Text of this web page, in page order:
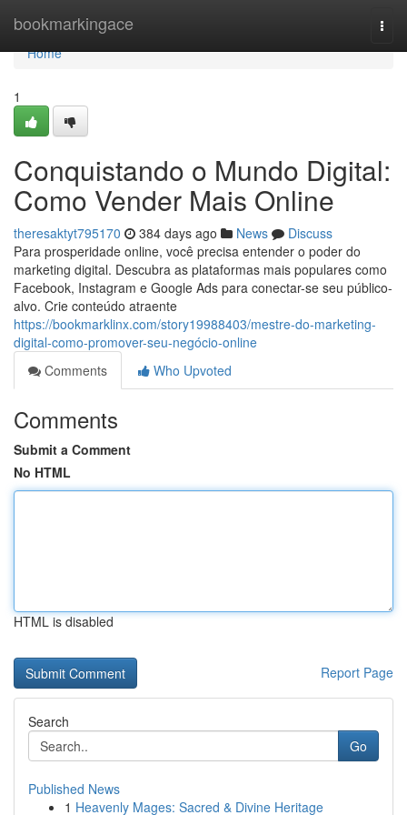
bookmarkingace
Home
Home
1
Conquistando o Mundo Digital:
Como Vender Mais Online
theresaktyt795170 384 days ago News
Discuss
Para prosperidade online, você precisa entender o poder do
marketing digital. Descubra as plataformas mais populares como
Facebook, Instagram e Google Ads para conectar-se seu público-
alvo. Crie conteúdo atraente
https://bookmarklinx.com/story19988403/mestre-do-marketing-
digital-como-promover-seu-negócio-online
Comments
Who Upvoted
Comments
Submit a Comment
No HTML
HTML is disabled
Report Page
Search
Go
Published News
1 Heavenly Mages: Sacred & Divine Heritage